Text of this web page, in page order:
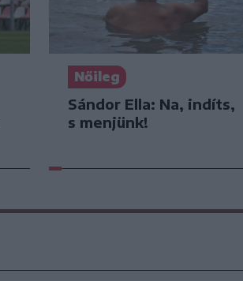
Nőileg
Sándor Ella: Na, indíts,
s menjünk!